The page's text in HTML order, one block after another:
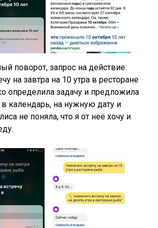
поворот, запрос на действие:
на завтра на 10 утра в ресторане
определила задачу и предложила
календарь, на нужную дату и
не поняла, что я от неё хочу и